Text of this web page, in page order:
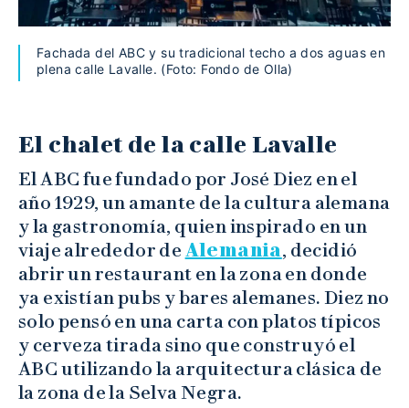
Fachada del ABC y su tradicional techo a dos aguas en
plena calle Lavalle. (Foto: Fondo de Olla)
El chalet de la calle Lavalle
El ABC fue fundado por José Diez en el
año 1929, un amante de la cultura alemana
y la gastronomía, quien inspirado en un
viaje alrededor de Alemania, decidió
abrir un restaurant en la zona en donde
ya existían pubs y bares alemanes. Diez no
solo pensó en una carta con platos típicos
y cerveza tirada sino que construyó el
ABC utilizando la arquitectura clásica de
la zona de la Selva Negra.